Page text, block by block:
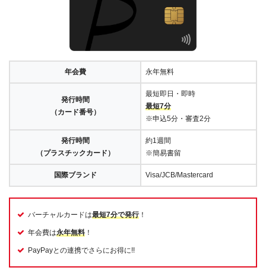
年会費 永年無料
発行時間
（カード番号）
最短即日・即時
最短7分
※申込5分・審査2分
発行時間
（プラスチックカード）
約1週間
※簡易書留
国際ブランド Visa/JCB/Mastercard
バーチャルカードは最短7分で発行！
年会費は永年無料 ！
PayPayとの連携でさらにお得に!!